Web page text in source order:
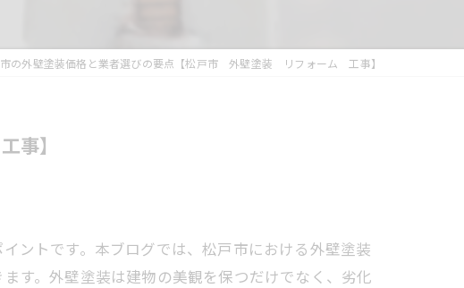
の外壁塗装価格と業者選びの要点【松戸市 外壁塗装 リフォーム 工事】
事】
ントです。本ブログでは、松戸市における外壁塗装
す。外壁塗装は建物の美観を保つだけでなく、劣化